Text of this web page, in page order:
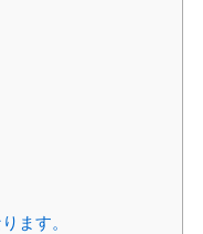
ます。